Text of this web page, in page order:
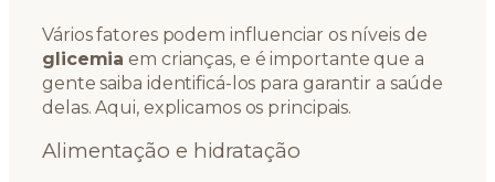
Vários fatores podem influenciar os níveis de
glicemia em crianças, e é importante que a
gente saiba identificá-los para garantir a saúde
delas. Aqui, explicamos os principais.
Alimentação e hidratação